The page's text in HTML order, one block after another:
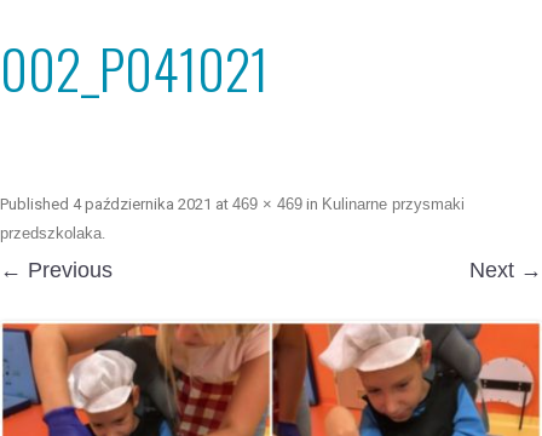
002_P041021
Published 4 października 2021 at 469 × 469 in Kulinarne przysmaki
przedszkolaka.
← Previous Next →